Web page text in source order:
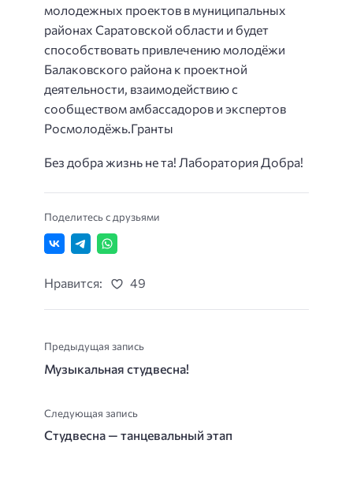
молодежных проектов в муниципальных
районах Саратовской области и будет
способствовать привлечению молодёжи
Балаковского района к проектной
деятельности, взаимодействию с
сообществом амбассадоров и экспертов
Росмолодёжь.Гранты
Без добра жизнь не та! Лаборатория Добра!
Поделитесь с друзьями
Нравится: 49
Предыдущая запись
Музыкальная студвесна!
Следующая запись
Студвесна — танцевальный этап